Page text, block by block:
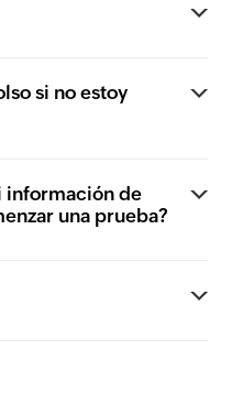
si no estoy
información de
una prueba?